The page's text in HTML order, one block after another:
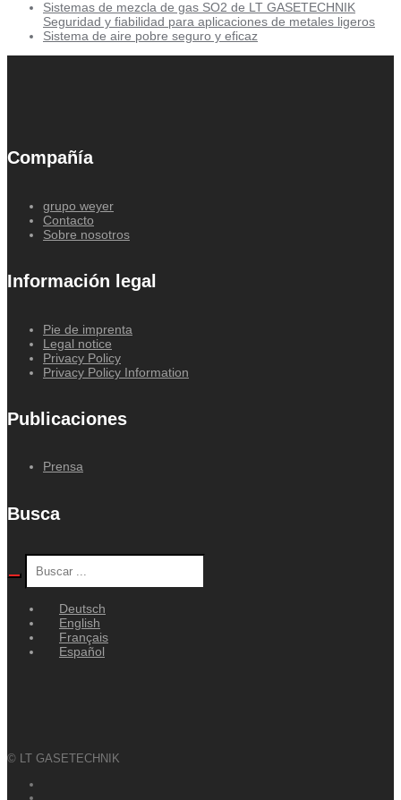
Sistemas de mezcla de gas SO2 de LT GASETECHNIK
Seguridad y fiabilidad para aplicaciones de metales ligeros
Sistema de aire pobre seguro y eficaz
Compañía
grupo weyer
Contacto
Sobre nosotros
Información legal
Pie de imprenta
Legal notice
Privacy Policy
Privacy Policy Information
Publicaciones
Prensa
Busca
Deutsch
English
Français
Español
© LT GASETECHNIK